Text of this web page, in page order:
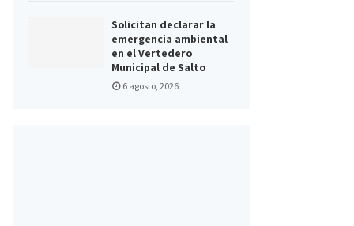
Solicitan declarar la
emergencia ambiental
en el Vertedero
Municipal de Salto
6 agosto, 2026